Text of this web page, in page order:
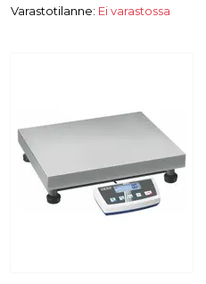
Varastotilanne: Ei varastossa